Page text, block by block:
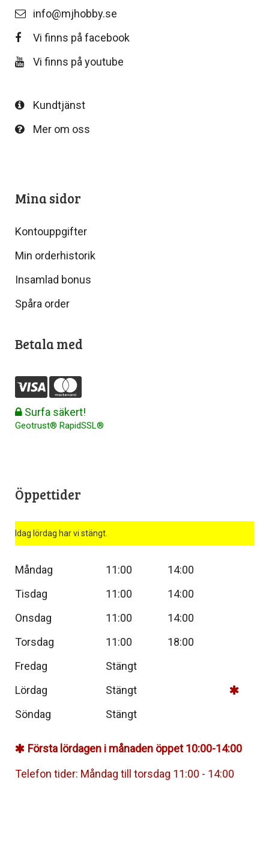
info@mjhobby.se
Vi finns på facebook
Vi finns på youtube
Kundtjänst
Mer om oss
Mina sidor
Kontouppgifter
Min orderhistorik
Insamlad bonus
Spåra order
Betala med
Surfa säkert!
Geotrust® RapidSSL®
Öppettider
Idag lördag har vi stängt.
Måndag 11:00
14:00
Tisdag
11:00
14:00
Onsdag
11:00
14:00
Torsdag
11:00
18:00
Fredag
Stängt
Lördag
Stängt
Söndag
Stängt
Första lördagen i månaden öppet 10:00-14:00
Telefon tider: Måndag till torsdag 11:00 - 14:00